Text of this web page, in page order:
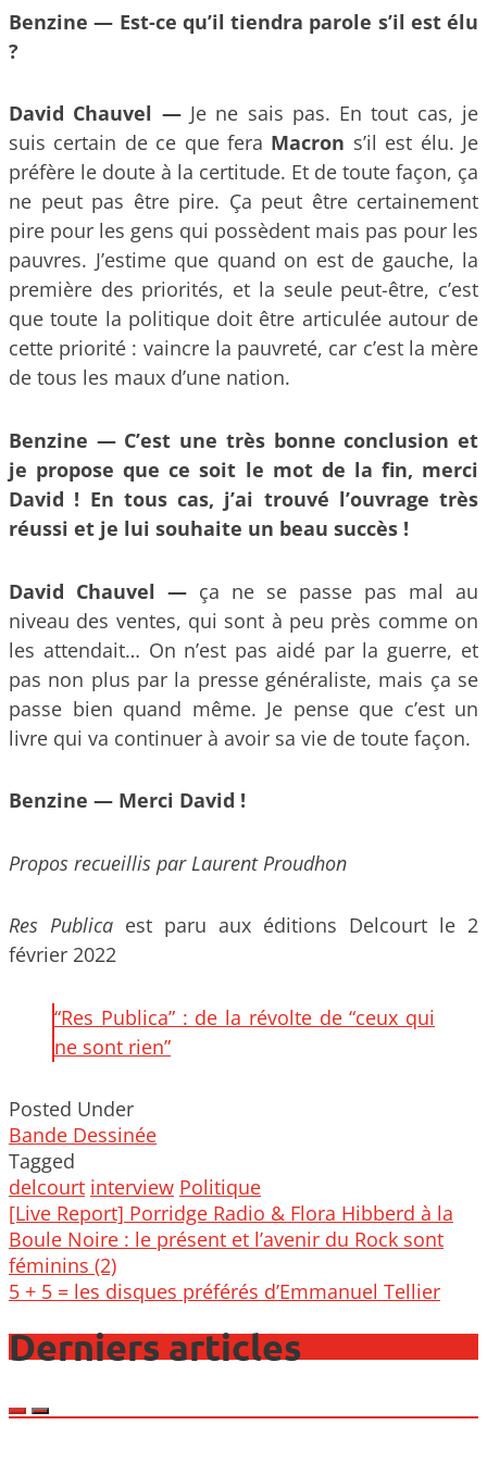
Benzine — Est-ce qu’il tiendra parole s’il est élu
?
David Chauvel —Je ne sais pas. En tout cas, je
suis certain de ce que fera Macron s’il est élu. Je
préfère le doute à la certitude. Et de toute façon, ça
ne peut pas être pire. Ça peut être certainement
pire pour les gens qui possèdent mais pas pour les
pauvres. J’estime que quand on est de gauche, la
première des priorités, et la seule peut-être, c’est
que toute la politique doit être articulée autour de
cette priorité : vaincre la pauvreté, car c’est la mère
de tous les maux d’une nation.
Benzine — C’est une très bonne conclusion et
je propose que ce soit le mot de la fin, merci
David ! En tous cas, j’ai trouvé l’ouvrage très
réussi et je lui souhaite un beau succès !
David Chauvel — ça ne se passe pas mal au
niveau des ventes, qui sont à peu près comme on
les attendait… On n’est pas aidé par la guerre, et
pas non plus par la presse généraliste, mais ça se
passe bien quand même. Je pense que c’est un
livre qui va continuer à avoir sa vie de toute façon.
Benzine — Merci David !
Propos recueillis par Laurent Proudhon
Res Publica est paru aux éditions Delcourt le 2
février 2022
“Res Publica” : de la révolte de “ceux qui
ne sont rien”
Posted Under
Bande Dessinée
Tagged
delcourt interview Politique
Post
navigation
[Live Report] Porridge Radio & Flora Hibberd à la
Boule Noire : le présent et l’avenir du Rock sont
féminins (2)
5 + 5 = les disques préférés d’Emmanuel Tellier
Derniers articles